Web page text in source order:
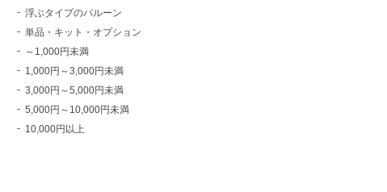
浮ぶタイプのバルーン
単品・キット・オプション
～1,000円未満
1,000円～3,000円未満
3,000円～5,000円未満
5,000円～10,000円未満
10,000円以上